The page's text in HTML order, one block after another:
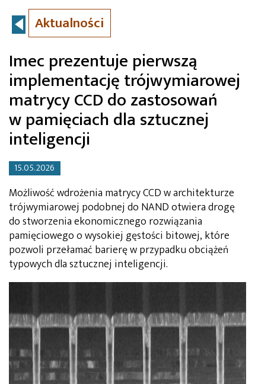
Aktualności
Imec prezentuje pierwszą
implementację trójwymiarowej
matrycy CCD do zastosowań
w pamięciach dla sztucznej
inteligencji
15.05.2026
Możliwość wdrożenia matrycy CCD w architekturze
trójwymiarowej podobnej do NAND otwiera drogę
do stworzenia ekonomicznego rozwiązania
pamięciowego o wysokiej gęstości bitowej, które
pozwoli przełamać barierę w przypadku obciążeń
typowych dla sztucznej inteligencji.